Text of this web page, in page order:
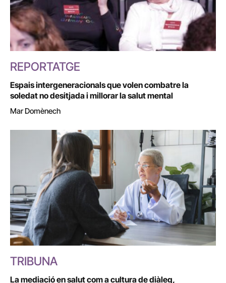
REPORTATGE
Espais intergeneracionals que volen combatre la
soledat no desitjada i millorar la salut mental
Mar Domènech
TRIBUNA
La mediació en salut com a cultura de diàleg,